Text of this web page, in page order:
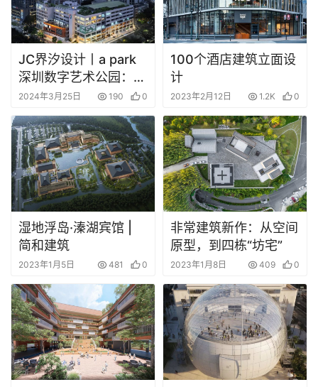
JC界汐设计丨a park
深圳数字艺术公园：一
个有态度的公园
2024年3月25日 190 0
100个酒店建筑立面设
计
2023年2月12日 1.2K 0
湿地浮岛·溱湖宾馆 |
简和建筑
2023年1月5日 481 0
非常建筑新作：从空间
原型，到四栋“坊宅”
2023年1月8日 409 0